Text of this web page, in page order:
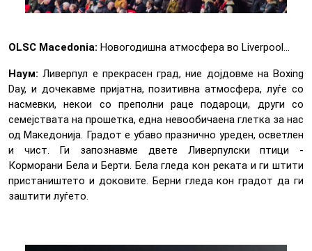
OLSC Macedonia: Новогодишна атмосфера во Liverpool...
Наум:Ливерпул е прекрасен град, ние дојдовме на Boxing
Day, и дочекавме пријатна, позитивна атмосфера, луѓе со
насмевки, некои со преполни раце подароци, други со
семејствата на прошетка, една невообичаена глетка за нас
од Македонија. Градот е убаво празнично уреден, осветлен
и чист. Ги запознавме двете Ливерпулски птици -
Корморани Бела и Берти. Бела гледа кон реката и ги штити
пристаништето и доковите. Берни гледа кон градот да ги
заштити луѓето.